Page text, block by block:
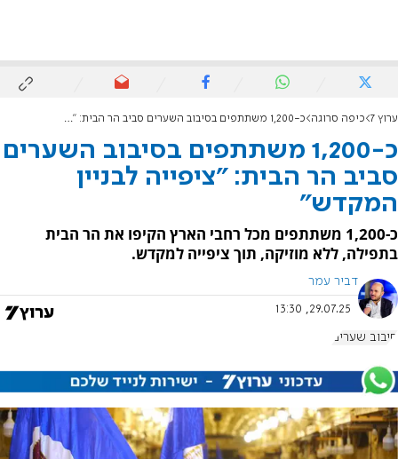
ערוץ 7 כיפה סרוגה כ-1,200 משתתפים בסיבוב השערים סביב הר הבית: "ציפייה לבניין המקדש"
כ-1,200 משתתפים בסיבוב השערים
סביב הר הבית: "ציפייה לבניין
המקדש"
כ-1,200 משתתפים מכל רחבי הארץ הקיפו את הר הבית
בתפילה, ללא מוזיקה, תוך ציפייה למקדש.
דביר עמר
29.07.25, 13:30
סיבוב שערים